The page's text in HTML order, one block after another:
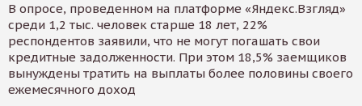
В опросе, проведенном на платформе «Яндекс.Взгляд»
среди 1,2 тыс. человек старше 18 лет, 22%
респондентов заявили, что не могут погашать свои
кредитные задолженности. При этом 18,5% заемщиков
вынуждены тратить на выплаты более половины своего
ежемесячного доход